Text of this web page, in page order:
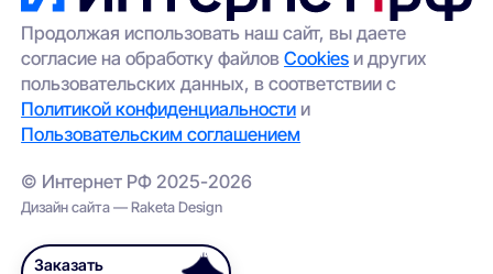
Продолжая использовать наш сайт, вы даете
согласие на обработку файловCookies и других
пользовательских данных, в соответствии с
Политикой конфиденциальности и
Пользовательским соглашением
© Интернет РФ 2025-2026
Дизайн сайта — Raketa Design
Заказать